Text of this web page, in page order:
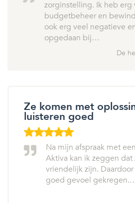
zorginstelling. Ik heb
budgetbeheer en
ook erg veel negatieve
opgedaan bij…
De
Ze komen met
luisteren goed
Na mijn afspraak met
Aktiva kan ik zeggen
vriendelijk zijn.
goed gevoel